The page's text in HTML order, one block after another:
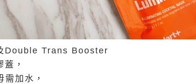
Double Trans Booster
，
加水，